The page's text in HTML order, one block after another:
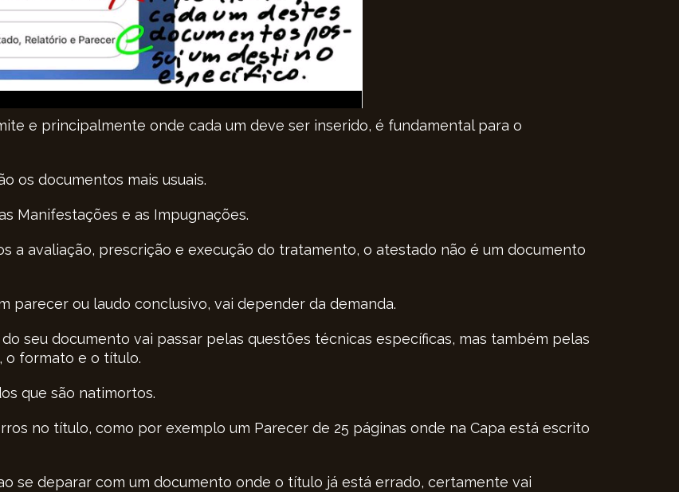
e principalmente onde cada um deve ser inserido, é fundamental para o
os documentos mais usuais.
Manifestações e as Impugnações.
a avaliação, prescrição e execução do tratamento, o atestado não é um documento
parecer ou laudo conclusivo, vai depender da demanda.
seu documento vai passar pelas questões técnicas específicas, mas também pelas
o formato e o título.
que são natimortos.
no título, como por exemplo um Parecer de 25 páginas onde na Capa está escrito
se deparar com um documento onde o título já está errado, certamente vai